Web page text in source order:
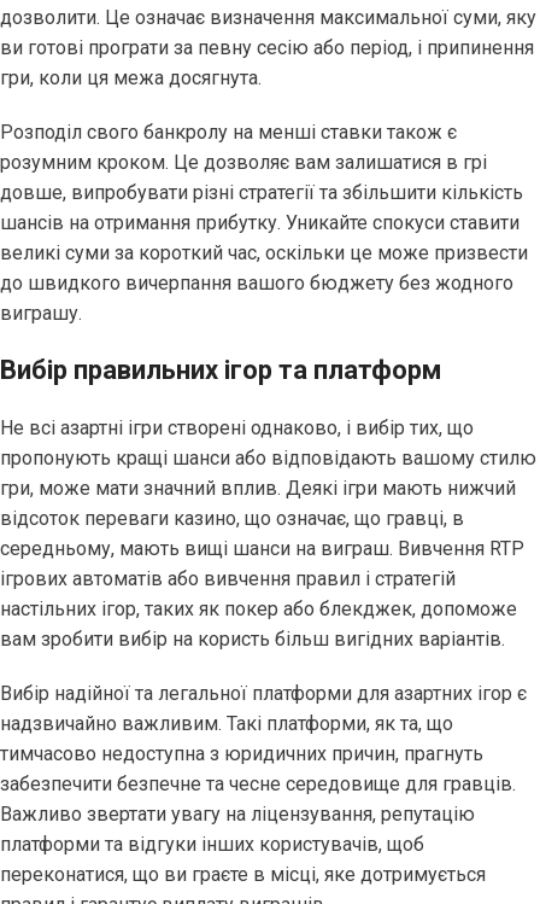
дозволити. Це означає визначення максимальної суми, яку
ви готові програти за певну сесію або період, і припинення
гри, коли ця межа досягнута.
Розподіл свого банкролу на менші ставки також є
розумним кроком. Це дозволяє вам залишатися в грі
довше, випробувати різні стратегії та збільшити кількість
шансів на отримання прибутку. Уникайте спокуси ставити
великі суми за короткий час, оскільки це може призвести
до швидкого вичерпання вашого бюджету без жодного
виграшу.
Вибір правильних ігор та платформ
Не всі азартні ігри створені однаково, і вибір тих, що
пропонують кращі шанси або відповідають вашому стилю
гри, може мати значний вплив. Деякі ігри мають нижчий
відсоток переваги казино, що означає, що гравці, в
середньому, мають вищі шанси на виграш. Вивчення RTP
ігрових автоматів або вивчення правил і стратегій
настільних ігор, таких як покер або блекджек, допоможе
вам зробити вибір на користь більш вигідних варіантів.
Вибір надійної та легальної платформи для азартних ігор є
надзвичайно важливим. Такі платформи, як та, що
тимчасово недоступна з юридичних причин, прагнуть
забезпечити безпечне та чесне середовище для гравців.
Важливо звертати увагу на ліцензування, репутацію
платформи та відгуки інших користувачів, щоб
переконатися, що ви граєте в місці, яке дотримується